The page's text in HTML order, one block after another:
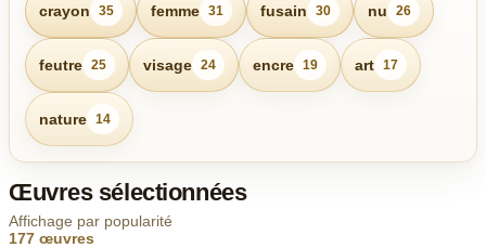
crayon 35 femme 31 fusain 30 nu 26
feutre 25 visage 24 encre 19 art 17
nature 14
Œuvres sélectionnées
Affichage par popularité
177 œuvres